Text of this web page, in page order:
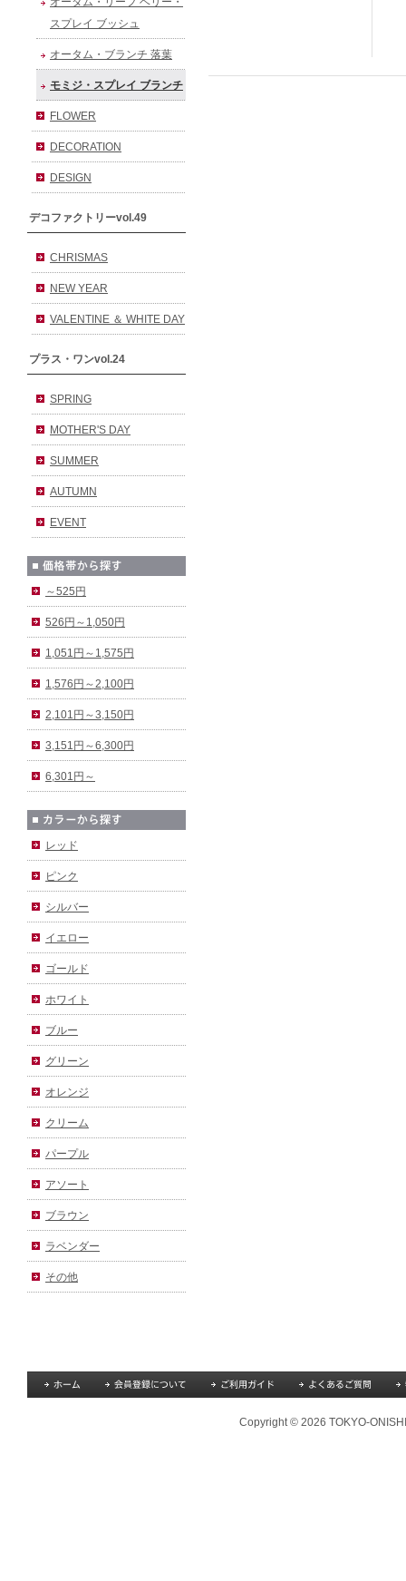
スプレイ ブッシュ
オータム・ブランチ 落葉
モミジ・スプレイ ブランチ
FLOWER
DECORATION
DESIGN
デコファクトリーvol.49
CHRISMAS
NEW YEAR
VALENTINE ＆ WHITE DAY
プラス・ワンvol.24
SPRING
MOTHER'S DAY
SUMMER
AUTUMN
EVENT
～525円
526円～1,050円
1,051円～1,575円
1,576円～2,100円
2,101円～3,150円
3,151円～6,300円
6,301円～
レッド
ピンク
シルバー
イエロー
ゴールド
ホワイト
ブルー
グリーン
オレンジ
クリーム
パープル
アソート
ブラウン
ラベンダー
その他
Copyright © 2026 TOKYO-